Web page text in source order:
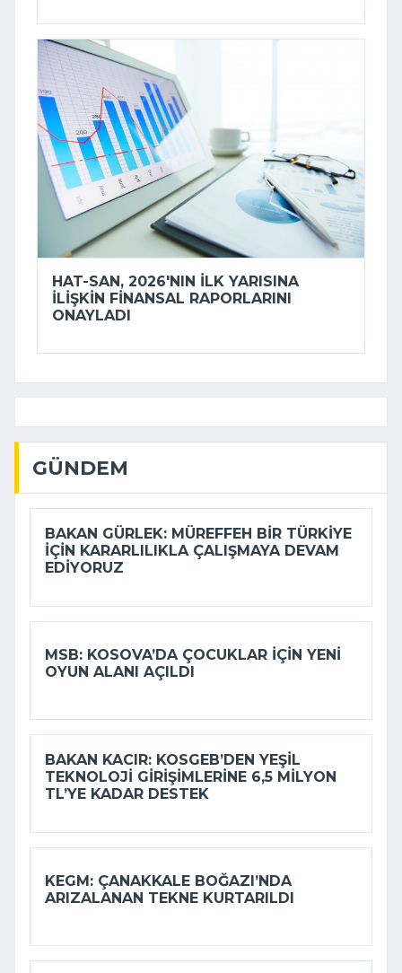
HAT-SAN, 2026'NIN ILK YARISINA
ILIŞKIN FINANSAL RAPORLARINI
ONAYLADI
GÜNDEM
BAKAN GÜRLEK: MÜREFFEH BIR TÜRKIYE
IÇIN KARARLILIKLA ÇALIŞMAYA DEVAM
EDIYORUZ
MSB: KOSOVA’DA ÇOCUKLAR IÇIN YENI
OYUN ALANI AÇILDI
BAKAN KACIR: KOSGEB’DEN YEŞIL
TEKNOLOJI GIRIŞIMLERINE 6,5 MILYON
TL’YE KADAR DESTEK
KEGM: ÇANAKKALE BOĞAZI’NDA
ARIZALANAN TEKNE KURTARILDI